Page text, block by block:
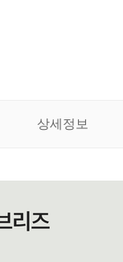
상세정보